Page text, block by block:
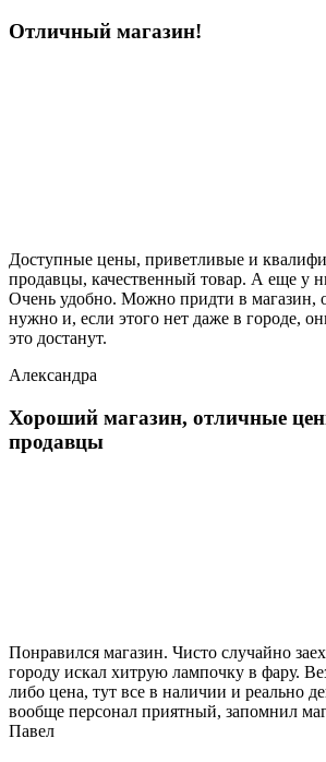
Отличный магазин!
Доступные цены, приветливые и
продавцы, качественный товар. А еще у
Очень удобно. Можно придти в магазин,
нужно и, если этого нет даже в городе,
это достанут.
Александра
Хороший магазин, отличные
продавцы
Понравился магазин. Чисто случайно
городу искал хитрую лампочку в фару.
либо цена, тут все в наличии и реально
вообще персонал приятный, запомнил
Павел